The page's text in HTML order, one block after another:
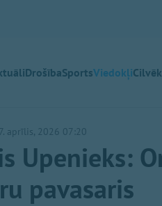
DrošībaSportsViedokļi
aprīlis, 2026 07:20
Upenieks:
pavasaris